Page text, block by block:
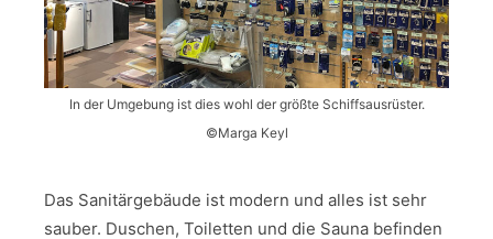
In der Umgebung ist dies wohl der größte Schiffsausrüster.
©Marga Keyl
Das Sanitärgebäude ist modern und alles ist sehr
sauber. Duschen, Toiletten und die Sauna befinden